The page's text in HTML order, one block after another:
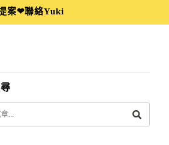
案❤聯絡Yuki